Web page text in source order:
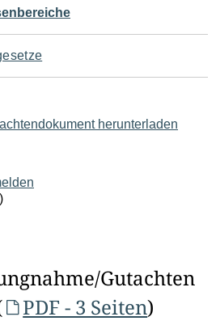
herunterladen
)
Gutachten
PDF - 3 Seiten)